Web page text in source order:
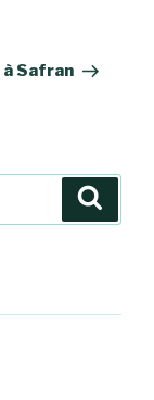
Safran